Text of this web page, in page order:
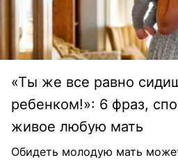
«Ты же все равно
ребенком!»: 6 фраз,
живое любую мать
Обидеть молодую мать